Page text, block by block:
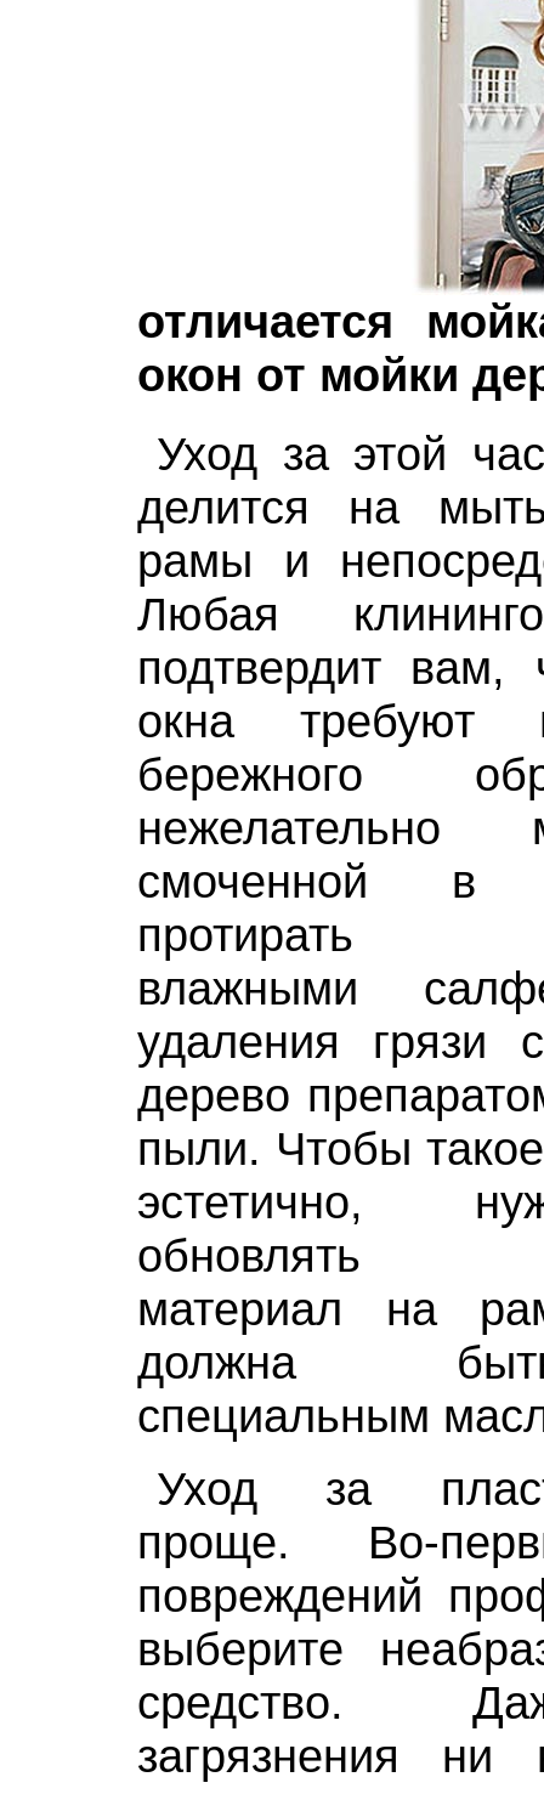
отличается
окон от мойки
Уход за этой
делится на
рамы и
Любая
подтвердит вам,
окна требуют
бережного
смоченной в
протирать
влажными
удаления грязи
дерево
пыли. Чтобы
эстетично,
обновлять
материал на
должна
специальным
Уход за
проще. Во-
повреждений
выберите
средство.
загрязнения